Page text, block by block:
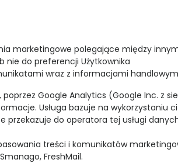
marketingowe polegające między
do preferencji Użytkownika
wraz z informacjami
Google Analytics (Google Inc. z
Usługa bazuje na wykorzystaniu
do operatora tej usługi
treści i komunikatów
FreshMail.